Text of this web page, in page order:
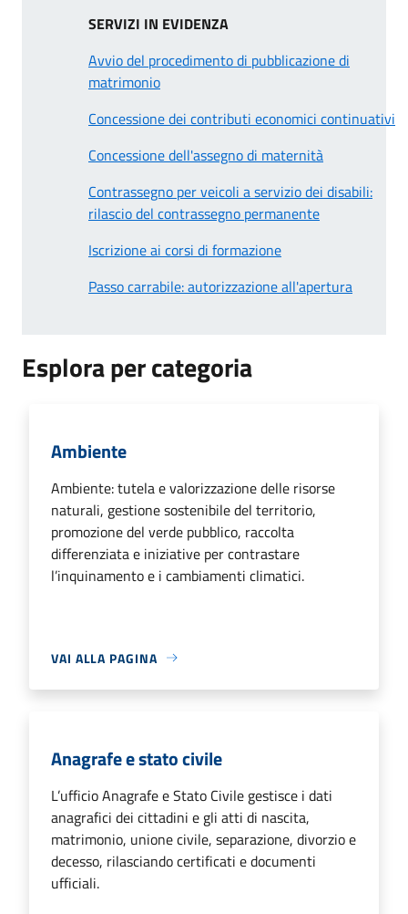
SERVIZI IN EVIDENZA
Avvio del procedimento di pubblicazione di
matrimonio
Concessione dei contributi economici continuativi
Concessione dell'assegno di maternità
Contrassegno per veicoli a servizio dei disabili:
rilascio del contrassegno permanente
Iscrizione ai corsi di formazione
Passo carrabile: autorizzazione all'apertura
Esplora per categoria
Ambiente
Ambiente: tutela e valorizzazione delle risorse
naturali, gestione sostenibile del territorio,
promozione del verde pubblico, raccolta
differenziata e iniziative per contrastare
l’inquinamento e i cambiamenti climatici.
VAI ALLA PAGINA
Anagrafe e stato civile
L’ufficio Anagrafe e Stato Civile gestisce i dati
anagrafici dei cittadini e gli atti di nascita,
matrimonio, unione civile, separazione, divorzio e
decesso, rilasciando certificati e documenti
ufficiali.